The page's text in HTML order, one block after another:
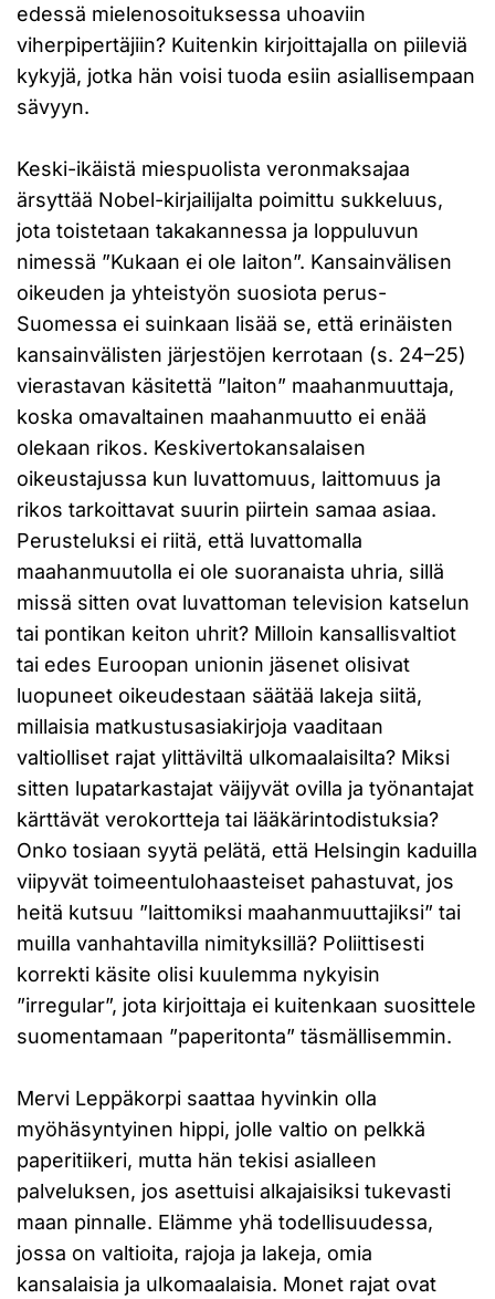
edessä mielenosoituksessa uhoaviin
viherpipertäjiin? Kuitenkin kirjoittajalla on piileviä
kykyjä, jotka hän voisi tuoda esiin asiallisempaan
sävyyn.
Keski-ikäistä miespuolista veronmaksajaa
ärsyttää Nobel-kirjailijalta poimittu sukkeluus,
jota toistetaan takakannessa ja loppuluvun
nimessä ”Kukaan ei ole laiton”. Kansainvälisen
oikeuden ja yhteistyön suosiota perus-
Suomessa ei suinkaan lisää se, että erinäisten
kansainvälisten järjestöjen kerrotaan (s. 24–25)
vierastavan käsitettä ”laiton” maahanmuuttaja,
koska omavaltainen maahanmuutto ei enää
olekaan rikos. Keskivertokansalaisen
oikeustajussa kun luvattomuus, laittomuus ja
rikos tarkoittavat suurin piirtein samaa asiaa.
Perusteluksi ei riitä, että luvattomalla
maahanmuutolla ei ole suoranaista uhria, sillä
missä sitten ovat luvattoman television katselun
tai pontikan keiton uhrit? Milloin kansallisvaltiot
tai edes Euroopan unionin jäsenet olisivat
luopuneet oikeudestaan säätää lakeja siitä,
millaisia matkustusasiakirjoja vaaditaan
valtiolliset rajat ylittäviltä ulkomaalaisilta? Miksi
sitten lupatarkastajat väijyvät ovilla ja työnantajat
kärttävät verokortteja tai lääkärintodistuksia?
Onko tosiaan syytä pelätä, että Helsingin kaduilla
viipyvät toimeentulohaasteiset pahastuvat, jos
heitä kutsuu ”laittomiksi maahanmuuttajiksi” tai
muilla vanhahtavilla nimityksillä? Poliittisesti
korrekti käsite olisi kuulemma nykyisin
”irregular”, jota kirjoittaja ei kuitenkaan suosittele
suomentamaan ”paperitonta” täsmällisemmin.
Mervi Leppäkorpi saattaa hyvinkin olla
myöhäsyntyinen hippi, jolle valtio on pelkkä
paperitiikeri, mutta hän tekisi asialleen
palveluksen, jos asettuisi alkajaisiksi tukevasti
maan pinnalle. Elämme yhä todellisuudessa,
jossa on valtioita, rajoja ja lakeja, omia
kansalaisia ja ulkomaalaisia. Monet rajat ovat